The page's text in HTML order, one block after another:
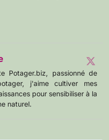
Potager.biz, passionné de
j'aime cultiver mes
pour sensibiliser à la
naturel.